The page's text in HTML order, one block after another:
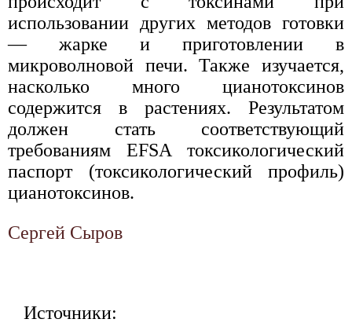
использовании других методов готовки
— жарке и приготовлении в
микроволновой печи. Также изучается,
насколько много цианотоксинов
содержится в растениях. Результатом
должен стать соответствующий
требованиям EFSA токсикологический
паспорт (токсикологический профиль)
цианотоксинов.
Сергей Сыров
Источники: